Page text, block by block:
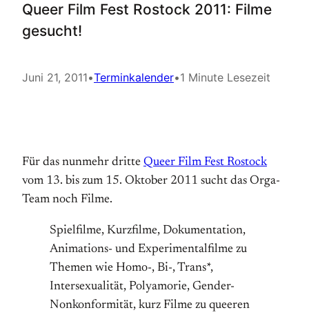
Queer Film Fest Rostock 2011: Filme
gesucht!
Juni 21, 2011•Terminkalender•1 Minute Lesezeit
Für das nunmehr dritte Queer Film Fest Rostock
vom 13. bis zum 15. Oktober 2011 sucht das Orga-
Team noch Filme.
Spielfilme, Kurzfilme, Dokumentation,
Animations- und Experimentalfilme zu
Themen wie Homo-, Bi-, Trans*,
Intersexualität, Polyamorie, Gender-
Nonkonformität, kurz Filme zu queeren